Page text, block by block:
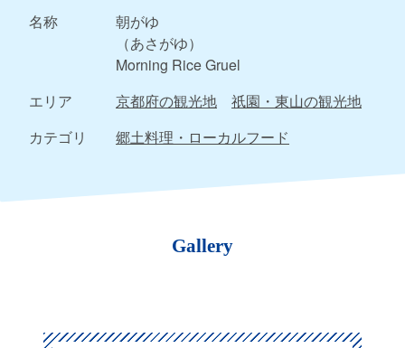
名称
朝がゆ
（あさがゆ）
Morning Rice Gruel
エリア
京都府の観光地
祇園・東山の観光地
カテゴリ
郷土料理・ローカルフード
Gallery